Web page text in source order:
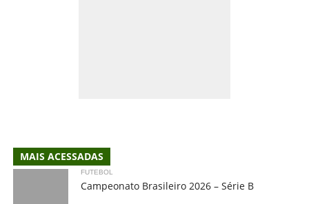
MAIS ACESSADAS
FUTEBOL
Campeonato Brasileiro 2026 – Série B